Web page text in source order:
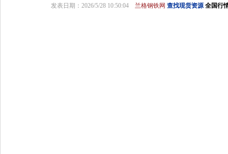
发表日期：2026/5/28 10:50:04 兰格钢铁网 查找现货资源 全国行